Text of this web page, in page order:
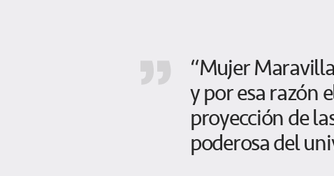
“Mujer
y por esa razón
proyección de
poderosa del